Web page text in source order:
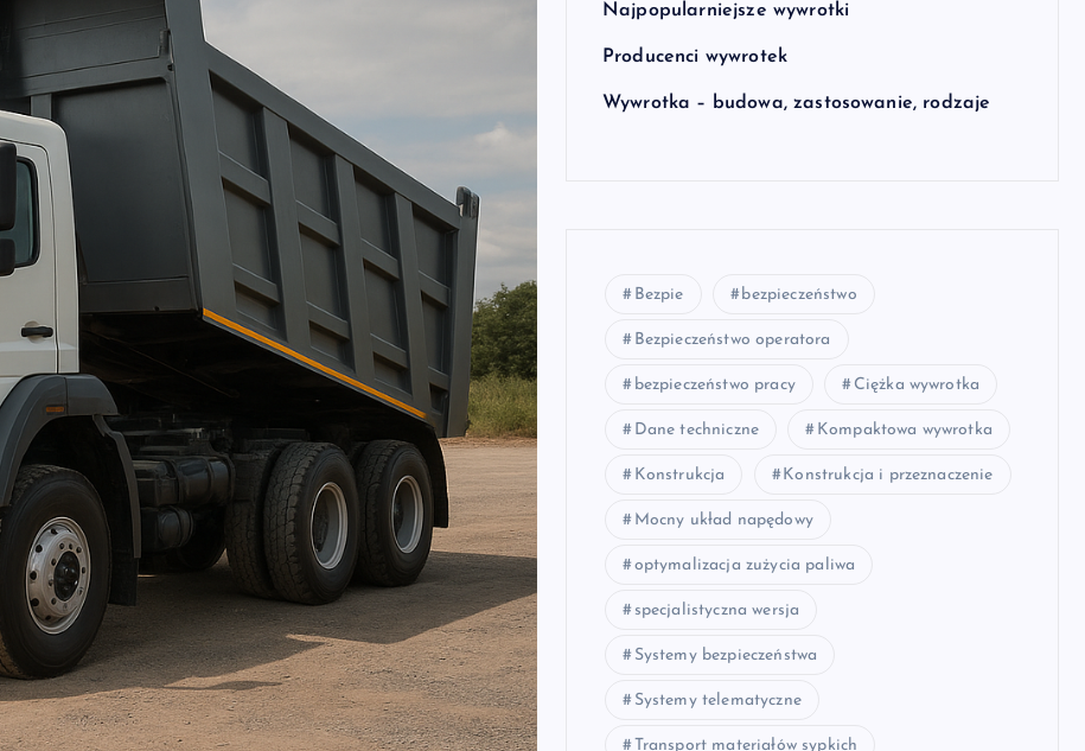
Najpopularniejsze wywrotki
Producenci wywrotek
Wywrotka – budowa, zastosowanie, rodzaje
Bezpie bezpieczeństwo
Bezpieczeństwo operatora
bezpieczeństwo pracy Ciężka wywrotka
Dane techniczne Kompaktowa wywrotka
Konstrukcja Konstrukcja i przeznaczenie
Mocny układ napędowy
optymalizacja zużycia paliwa
specjalistyczna wersja
Systemy bezpieczeństwa
Systemy telematyczne
Transport materiałów sypkich